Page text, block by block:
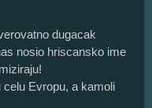
dugacak
nosio hriscansko ime
celu Evropu, a kamoli